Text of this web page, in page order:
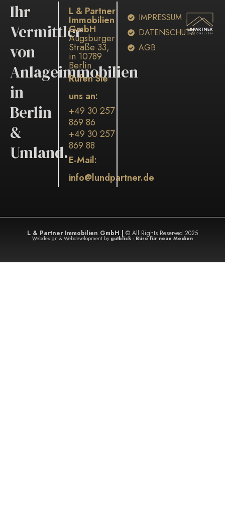
Ihr
Vermittler
von
Anlageimmobilien
in
Berlin
&
Umland.
L & Partner
Immobilien
GmbH
Augsburger
Straße 33,
in 10789
Berlin
Rufen Sie
uns an:
+49 30 257
869 86
+49 30 257
869 88
E-Mail:
info@lundpartner.de
IMPRESSUM
DATENSCHUTZ
AGB
L & Partner Immobilien GmbH | © All Rights Reserved 2025
Webdesign & Webdevelopment by gutblick - Büro für neue Medien